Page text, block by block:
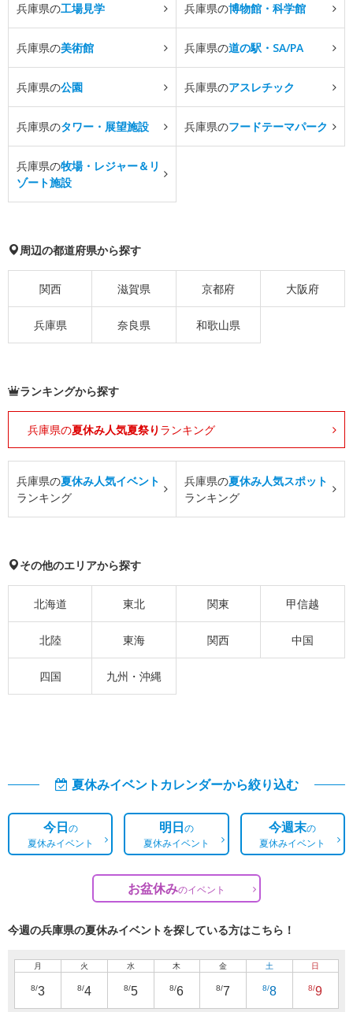
兵庫県の工場見学 兵庫県の博物館・科学館
兵庫県の美術館 兵庫県の道の駅・SA/PA
兵庫県の公園 兵庫県のアスレチック
兵庫県のタワー・展望施設 兵庫県のフードテーマパーク
兵庫県の牧場・レジャー＆リ
ゾート施設
周辺の都道府県から探す
関西 滋賀県 京都府 大阪府
兵庫県 奈良県 和歌山県
ランキングから探す
兵庫県の夏休み人気夏祭り ランキング
兵庫県の夏休み人気イベント
ランキング
兵庫県の夏休み人気スポット
ランキング
その他のエリアから探す
北海道 東北 関東 甲信越
北陸 東海 関西 中国
四国 九州・沖縄
夏休みイベントカレンダーから絞り込む
今日の
夏休みイベント
明日の
夏休みイベント
今週末の
夏休みイベント
お盆休みのイベント
今週の兵庫県の夏休みイベントを探している方はこちら！
月
8/3
火
8/4
水
8/5
木
8/6
金
8/7
土
8/8
日
8/9